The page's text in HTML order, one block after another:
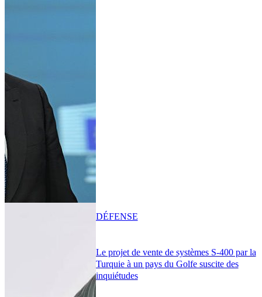
Le projet de vente de systèmes S-400 par la
Turquie à un pays du Golfe suscite des
inquiétudes
DÉFENSE